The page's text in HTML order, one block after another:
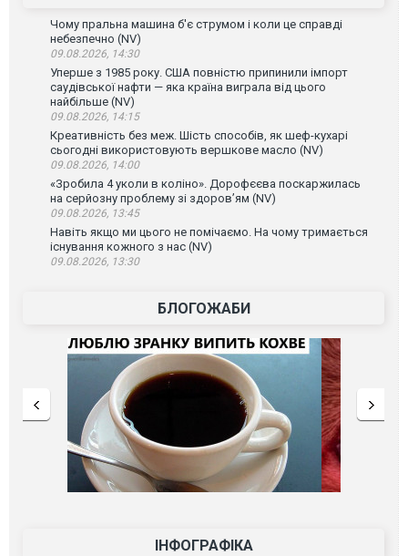
Чому пральна машина б'є струмом і коли це справді
небезпечно (NV)
09.08.2026, 14:30
Уперше з 1985 року. США повністю припинили імпорт
саудівської нафти — яка країна виграла від цього
найбільше (NV)
09.08.2026, 14:15
Креативність без меж. Шість способів, як шеф-кухарі
сьогодні використовують вершкове масло (NV)
09.08.2026, 14:00
«Зробила 4 уколи в коліно». Дорофєєва поскаржилась
на серйозну проблему зі здоров’ям (NV)
09.08.2026, 13:45
Навіть якщо ми цього не помічаємо. На чому тримається
існування кожного з нас (NV)
09.08.2026, 13:30
БЛОГОЖАБИ
ІНФОГРАФІКА